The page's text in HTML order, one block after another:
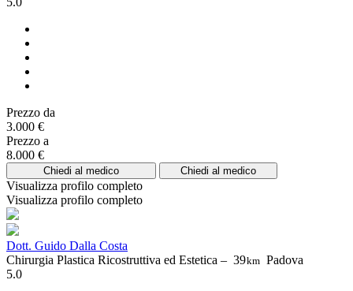
Prezzo da
3.000 €
Prezzo a
8.000 €
Chiedi al medico Chiedi al medico
Visualizza profilo completo
Visualizza profilo completo
Dott. Guido Dalla Costa
Chirurgia Plastica Ricostruttiva ed Estetica – 39km Padova
5.0